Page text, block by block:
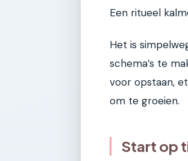
Een ritueel
Het is
schema’s te
voor opstaan,
om te groeien.
Start op